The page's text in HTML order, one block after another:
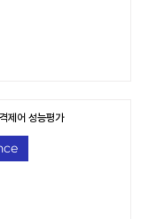
제어 성능평가